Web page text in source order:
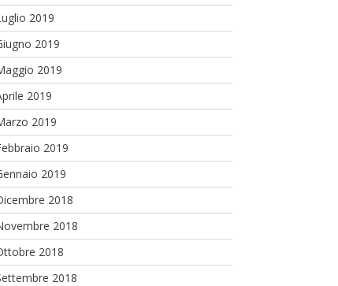
2019
2019
2019
2019
2019
2019
2019
2018
2018
2018
2018